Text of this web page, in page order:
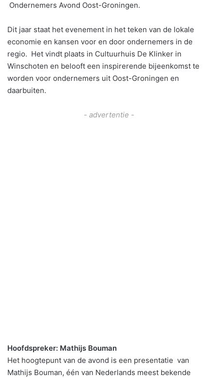
Ondernemers Avond Oost-Groningen.
Dit jaar staat het evenement in het teken van de lokale
economie en kansen voor en door ondernemers in de
regio. Het vindt plaats in Cultuurhuis De Klinker in
Winschoten en belooft een inspirerende bijeenkomst te
worden voor ondernemers uit Oost-Groningen en
daarbuiten.
- advertentie -
Hoofdspreker: Mathijs Bouman
Het hoogtepunt van de avond is een presentatie van
Mathijs Bouman, één van Nederlands meest bekende